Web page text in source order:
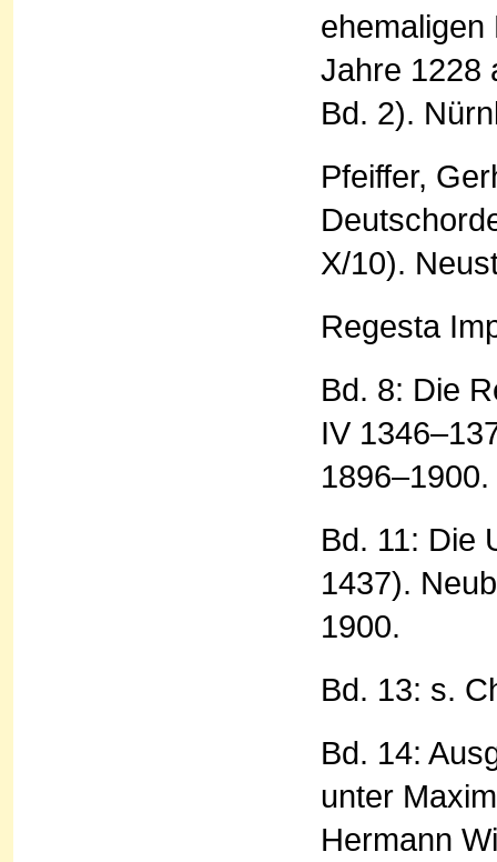
Jahre 1228
Bd. 2).
Pfeiffer,
X/10).
Regesta
Bd. 8: Die
IV
1896–1900.
Bd. 11: Die
1437).
1900.
Bd. 13: s.
Bd. 14:
unter
Hermann